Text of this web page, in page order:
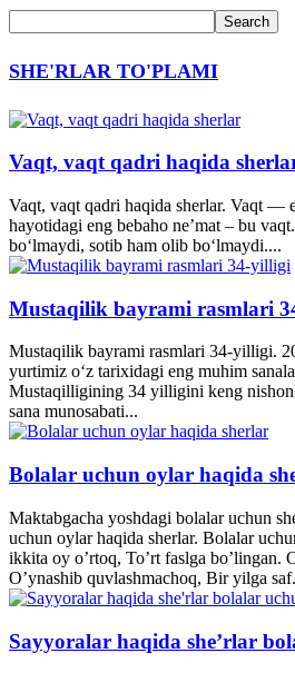
SHE'RLAR TO'PLAMI
Vaqt, vaqt qadri haqida
Vaqt, vaqt qadri haqida sherlar. Vaqt —
hayotidagi eng bebaho ne’mat – bu
bo‘lmaydi, sotib ham olib bo‘lmaydi....
Mustaqilik bayrami rasmlari
Mustaqilik bayrami rasmlari 34-yilligi.
yurtimiz o‘z tarixidagi eng muhim
Mustaqilligining 34 yilligini keng
sana munosabati...
Bolalar uchun oylar haqida
Maktabgacha yoshdagi bolalar uchun
uchun oylar haqida sherlar. Bolalar
ikkita oy o’rtoq, To’rt faslga bo’lingan.
O’ynashib quvlashmachoq, Bir yilga
Sayyoralar haqida she’rlar